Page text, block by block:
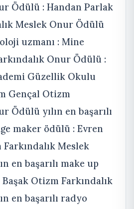
Ödülü : Handan Parlak
Meslek Onur Ödülü
uzmanı : Mine
Onur Ödülü :
Güzellik Okulu
Gençal Otizm
Ödülü yılın en başarılı
maker ödülü : Evren
Meslek
en başarılı make up
Otizm Farkındalık
en başarılı radyo